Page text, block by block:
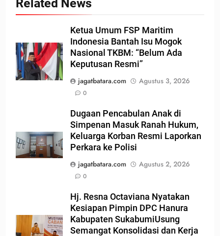
Related News
Ketua Umum FSP Maritim
Indonesia Bantah Isu Mogok
Nasional TKBM: “Belum Ada
Keputusan Resmi”
jagatbatara.com
Agustus 3, 2026
0
Dugaan Pencabulan Anak di
Simpenan Masuk Ranah Hukum,
Keluarga Korban Resmi Laporkan
Perkara ke Polisi
jagatbatara.com
Agustus 2, 2026
0
Hj. Resna Octaviana Nyatakan
Kesiapan Pimpin DPC Hanura
Kabupaten SukabumiUsung
Semangat Konsolidasi dan Kerja